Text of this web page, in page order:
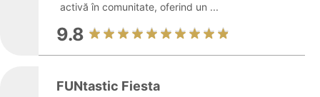
activă în comunitate, oferind un ...
9.8
FUNtastic Fiesta